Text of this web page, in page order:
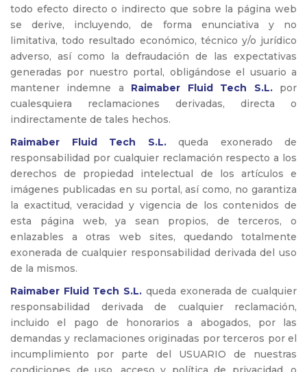
todo efecto directo o indirecto que sobre la página web
se derive, incluyendo, de forma enunciativa y no
limitativa, todo resultado económico, técnico y/o jurídico
adverso, así como la defraudación de las expectativas
generadas por nuestro portal, obligándose el usuario a
mantener indemne a Raimaber Fluid Tech S.L.por
cualesquiera reclamaciones derivadas, directa o
indirectamente de tales hechos.
Raimaber Fluid Tech S.L.queda exonerado de
responsabilidad por cualquier reclamación respecto a los
derechos de propiedad intelectual de los artículos e
imágenes publicadas en su portal, así como, no garantiza
la exactitud, veracidad y vigencia de los contenidos de
esta página web, ya sean propios, de terceros, o
enlazables a otras web sites, quedando totalmente
exonerada de cualquier responsabilidad derivada del uso
de la mismos.
Raimaber Fluid Tech S.L. queda exonerada de cualquier
responsabilidad derivada de cualquier reclamación,
incluido el pago de honorarios a abogados, por las
demandas y reclamaciones originadas por terceros por el
incumplimiento por parte del USUARIO de nuestras